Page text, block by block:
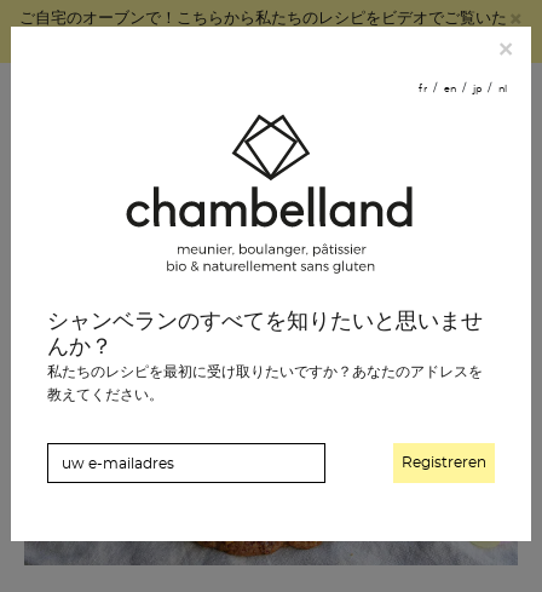
×
ご自宅のオーブンで！こちらから私たちのレシピをビデオでご覧いた
注文する
パティスリー
食料品
×
fr en jp nl
シャンベランのすべてを知りたいと思いませ
んか？
私たちのレシピを最初に受け取りたいですか？あなたのアドレスを
教えてください。